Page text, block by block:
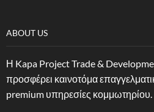
ABOUT US
Η Kapa Project Trade &
προσφέρει καινοτόμα
premium υπηρεσίες κομμωτηρίου.